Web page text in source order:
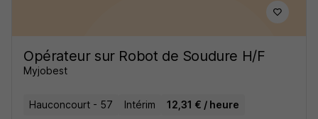
Opérateur sur Robot de Soudure H/F
Myjobest
Hauconcourt - 57 Intérim 12,31 € / heure